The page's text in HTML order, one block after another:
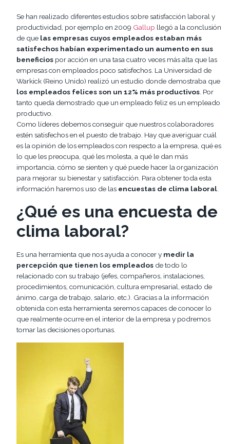
Se han realizado diferentes estudios sobre satisfacción laboral y
productividad, por ejemplo en 2009 Gallup llegó a la conclusión
de que las empresas cuyos empleados estaban más
satisfechos habían experimentado un aumento en sus
beneficios por acción en una tasa cuatro veces más alta que las
empresas con empleados poco satisfechos. La Universidad de
Warkick (Reino Unido) realizó un estudio donde demostraba que
los empleados felices son un 12% más productivos . Por
tanto queda demostrado que un empleado feliz es un empleado
productivo.
Como líderes debemos conseguir que nuestros colaboradores
estén satisfechos en el puesto de trabajo. Hay que averiguar cuál
es la opinión de los empleados con respecto a la empresa, qué es
lo que les preocupa, qué les molesta, a qué le dan más
importancia, cómo se sienten y qué puede hacer la organización
para mejorar su bienestar y satisfacción. Para obtener toda esta
información haremos uso de las encuestas de clima laboral
¿Qué es una encuesta de
clima laboral?
Es una herramienta que nos ayuda a conocer y medir la
percepción que tienen los empleados de todo lo
relacionado con su trabajo (jefes, compañeros, instalaciones,
procedimientos, comunicación, cultura empresarial, estado de
ánimo, carga de trabajo, salario, etc.). Gracias a la información
obtenida con esta herramienta seremos capaces de conocer lo
que realmente ocurre en el interior de la empresa y podremos
tomar las decisiones oportunas.